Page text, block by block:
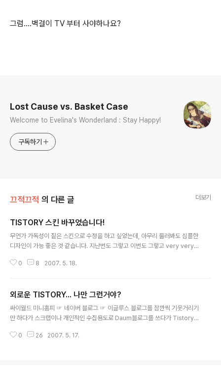
그럼....벽걸이 TV 부터 사야하나요?
Lost Cause vs. Basket Case
Welcome to Evelina's Wonderland : Stay Happy!
구독하기
끄적끄적 의 다른 글 더보기
TISTORY 스킨 바꾸었습니다!
무언가 가독성이 짙은 스킨으로 수정을 하고 싶었는데, 아무리 둘러봐도 심플한
디자인이 가능 좋은 것 같습니다. 지난번도 그렇고 이번도 그렇고 very very t
것. 역시 전 포탈에 길들여질대로 길들여졌었던 것이 아닌가라는 생각이 듭니
장 때려쳤었드랬습니다. 그나저나 타이틀도 Italic 으로 변환안되게 하고, 플래
시 배경도 투명으로 뚫고 싶은데 잘 되지도 않고 아~ 바꾸긴 했지만... 힘드네요.
# 참고로, 어려운 영어 이름에서 대강 한글이름으로 바꿨습니다. 무제로 하고 ..
0 8 2007. 5. 18.
외로운 TISTORY... 나만 그런거야?
싸이월드 미니홈피 ☞ 네이버 블로그 ☞ 이글루스 블로그를 잠깐씩 기웃거리기
만 하다가 스크랩이나 개인적인 수집용도로 Daum블로그를 쓰다가 Tistory로
것 같고, 남의 말을 인용하기도 힘들고...그리고 대강 암~~생각없이 쓰기도 그
0 26 2007. 5. 17.